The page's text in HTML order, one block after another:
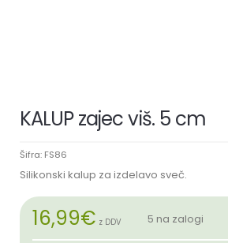
KALUP zajec viš. 5 cm
Šifra: FS86
Silikonski kalup za izdelavo sveč.
16,99€ z DDV 5 na zalogi